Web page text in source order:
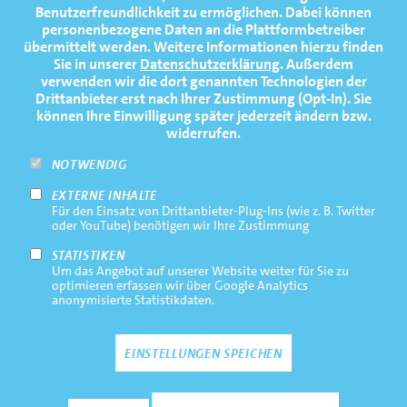
Benutzerfreundlichkeit zu ermöglichen.Dabei können
personenbezogene Daten an die Plattformbetreiber
übermittelt werden. Weitere Informationen hierzu finden
Sie in unsererDatenschutzerklärung. Außerdem
verwenden wir die dort genannten Technologien der
Drittanbieter erst nach Ihrer Zustimmung (Opt-In). Sie
können Ihre Einwilligung später jederzeit ändern bzw.
widerrufen.
NOTWENDIG
EXTERNE INHALTE
Für den Einsatz von Drittanbieter-Plug-Ins (wie z. B. Twitter
oder YouTube) benötigen wir Ihre Zustimmung
STATISTIKEN
Um das Angebot auf unserer Website weiter für Sie zu
optimieren erfassen wir über Google Analytics
anonymisierte Statistikdaten.
EINSTELLUNGEN SPEICHEN
Malou Wollenhaupt
1
Paula Becher
2
Emma Arp
1 2
TERMINE
MEDIATHEK
PRESSE
FAQ
NEWSLETTER
Footernavigation
Bottom
Impressum
Datenschutz